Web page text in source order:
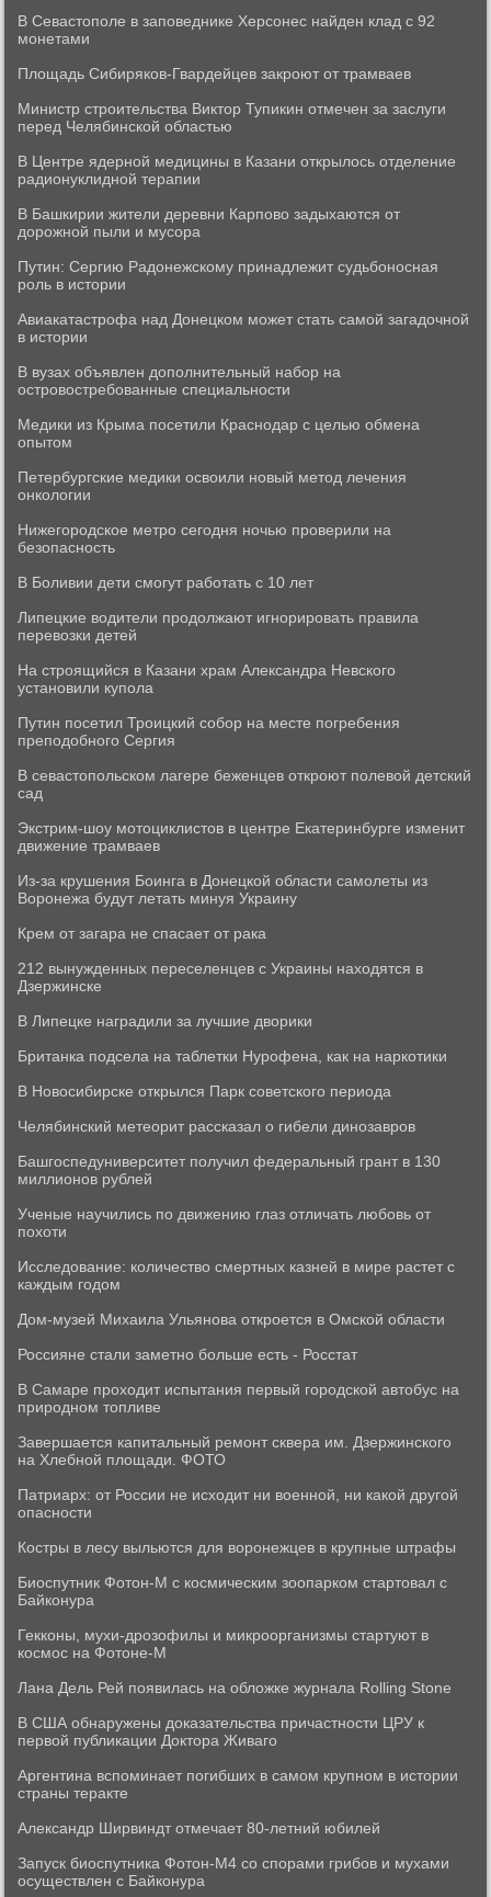
В Севастополе в заповеднике Херсонес найден клад с 92
монетами
Площадь Сибиряков-Гвардейцев закроют от трамваев
Министр строительства Виктор Тупикин отмечен за заслуги
перед Челябинской областью
В Центре ядерной медицины в Казани открылось отделение
радионуклидной терапии
В Башкирии жители деревни Карпово задыхаются от
дорожной пыли и мусора
Путин: Сергию Радонежскому принадлежит судьбоносная
роль в истории
Авиакатастрофа над Донецком может стать самой загадочной
в истории
В вузах объявлен дополнительный набор на
островостребованные специальности
Медики из Крыма посетили Краснодар с целью обмена
опытом
Петербургские медики освоили новый метод лечения
онкологии
Нижегородское метро сегодня ночью проверили на
безопасность
В Боливии дети смогут работать с 10 лет
Липецкие водители продолжают игнорировать правила
перевозки детей
На строящийся в Казани храм Александра Невского
установили купола
Путин посетил Троицкий собор на месте погребения
преподобного Сергия
В севастопольском лагере беженцев откроют полевой детский
сад
Экстрим-шоу мотоциклистов в центре Екатеринбурге изменит
движение трамваев
Из-за крушения Боинга в Донецкой области самолеты из
Воронежа будут летать минуя Украину
Крем от загара не спасает от рака
212 вынужденных переселенцев с Украины находятся в
Дзержинске
В Липецке наградили за лучшие дворики
Британка подсела на таблетки Нурофена, как на наркотики
В Новосибирске открылся Парк советского периода
Челябинский метеорит рассказал о гибели динозавров
Башгоспедуниверситет получил федеральный грант в 130
миллионов рублей
Ученые научились по движению глаз отличать любовь от
похоти
Исследование: количество смертных казней в мире растет с
каждым годом
Дом-музей Михаила Ульянова откроется в Омской области
Россияне стали заметно больше есть - Росстат
В Самаре проходит испытания первый городской автобус на
природном топливе
Завершается капитальный ремонт сквера им. Дзержинского
на Хлебной площади. ФОТО
Патриарх: от России не исходит ни военной, ни какой другой
опасности
Костры в лесу выльются для воронежцев в крупные штрафы
Биоспутник Фотон-М с космическим зоопарком стартовал с
Байконура
Гекконы, мухи-дрозофилы и микроорганизмы стартуют в
космос на Фотоне-М
Лана Дель Рей появилась на обложке журнала Rolling Stone
В США обнаружены доказательства причастности ЦРУ к
первой публикации Доктора Живаго
Аргентина вспоминает погибших в самом крупном в истории
страны теракте
Александр Ширвиндт отмечает 80-летний юбилей
Запуск биоспутника Фотон-М4 со спорами грибов и мухами
осуществлен с Байконура